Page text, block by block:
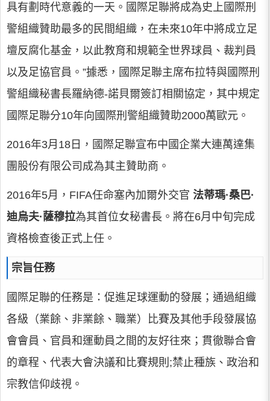
具有劃時代意義的一天。國際足聯將成為史上國際刑
警組織贊助最多的民間組織，在未來10年中將成立足
壇反腐化基金，以此教育和規範全世界球員、裁判員
以及足協官員。”據悉，國際足聯主席布拉特與國際刑
警組織秘書長羅納德-諾貝爾簽訂相關協定，其中規定
國際足聯分10年向國際刑警組織贊助2000萬歐元。
2016年3月18日，國際足聯宣布中國企業大連萬達集
團股份有限公司成為其主贊助商。
2016年5月，FIFA任命塞內加爾外交官 法蒂瑪·桑巴·
迪烏夫·薩穆拉為其首位女秘書長。將在6月中旬完成
資格檢查後正式上任。
宗旨任務
國際足聯的任務是：促進足球運動的發展；通過組織
各級（業餘、非業餘、職業）比賽及其他手段發展協
會會員、官員和運動員之間的友好往來；貫徹聯合會
的章程、代表大會決議和比賽規則;禁止種族、政治和
宗教信仰歧視。